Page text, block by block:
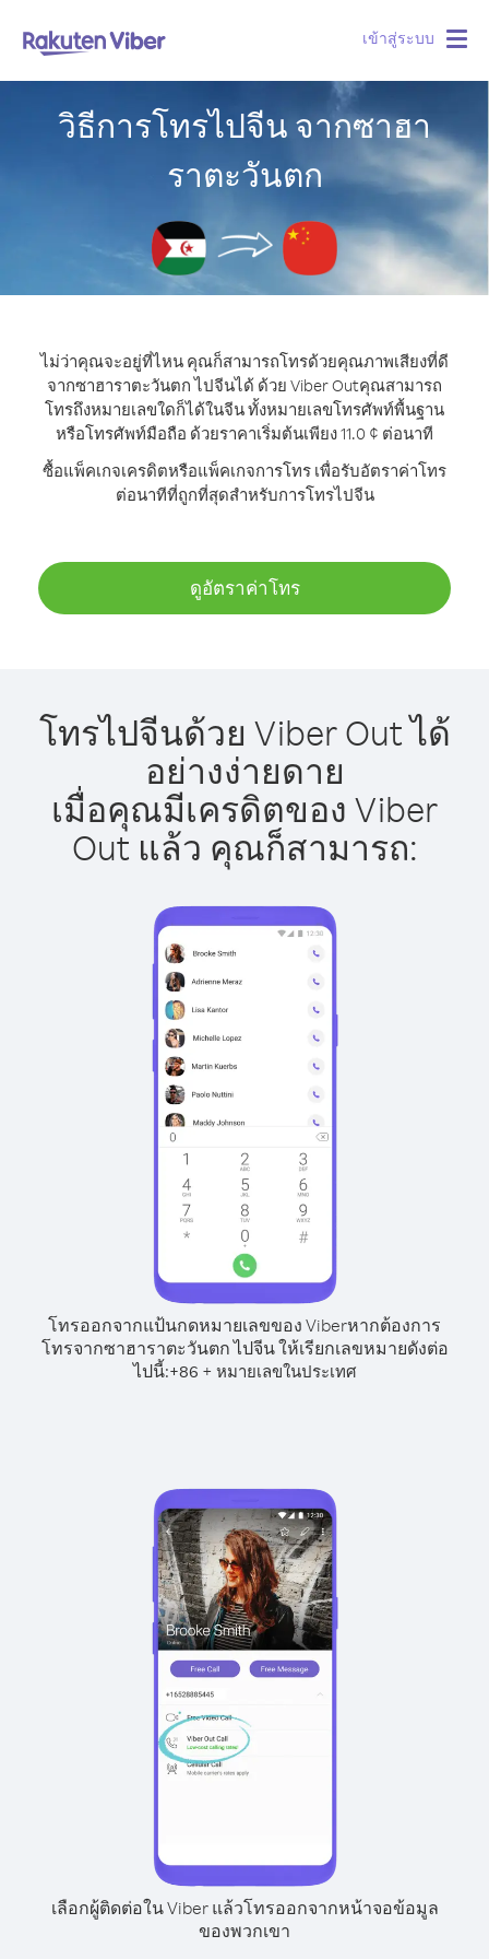
เข้าสู่ระบบ
วิธีการโทรไปจีน จากซาฮา
ราตะวันตก
ไม่ว่าคุณจะอยู่ที่ไหน คุณก็สามารถโทรด้วยคุณภาพเสียงที่ดี
จากซาฮาราตะวันตก ไปจีนได้ ด้วย Viber Outคุณสามารถ
โทรถึงหมายเลขใดก็ได้ในจีน ทั้งหมายเลขโทรศัพท์พื้นฐาน
หรือโทรศัพท์มือถือ ด้วยราคาเริ่มต้นเพียง 11.0 ¢ ต่อนาที
ซื้อแพ็คเกจเครดิตหรือแพ็คเกจการโทร เพื่อรับอัตราค่าโทร
ต่อนาทีที่ถูกที่สุดสำหรับการโทรไปจีน
ดูอัตราค่าโทร
โทรไปจีนด้วย Viber Out ได้
อย่างง่ายดาย
เมื่อคุณมีเครดิตของ Viber
Out แล้ว คุณก็สามารถ:
โทรออกจากแป้นกดหมายเลขของ Viberหากต้องการ
โทรจากซาฮาราตะวันตก ไปจีน ให้เรียกเลขหมายดังต่อ
ไปนี้:+86 + หมายเลขในประเทศ
เลือกผู้ติดต่อใน Viber แล้วโทรออกจากหน้าจอข้อมูล
ของพวกเขา